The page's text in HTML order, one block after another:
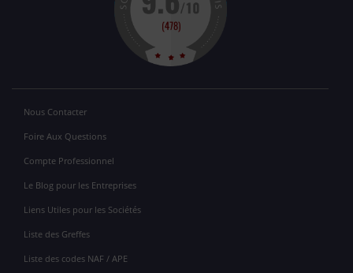
Nous Contacter
Foire Aux Questions
Compte Professionnel
Le Blog pour les Entreprises
Liens Utiles pour les Sociétés
Liste des Greffes
Liste des codes NAF / APE